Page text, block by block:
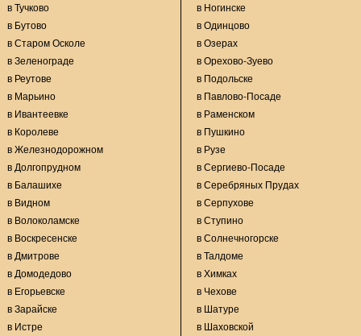
в Тучково
в Бутово
в Старом Осколе
в Зеленограде
в Реутове
в Марьино
в Ивантеевке
в Королеве
в Железнодорожном
в Долгопрудном
в Балашихе
в Видном
в Волоколамске
в Воскресенске
в Дмитрове
в Домодедово
в Егорьевске
в Зарайске
в Истре
в Ногинске
в Одинцово
в Озерах
в Орехово-Зуево
в Подольске
в Павлово-Посаде
в Раменском
в Пушкино
в Рузе
в Сергиево-Посаде
в Серебряных Прудах
в Серпухове
в Ступино
в Солнечногорске
в Талдоме
в Химках
в Чехове
в Шатуре
в Шаховской